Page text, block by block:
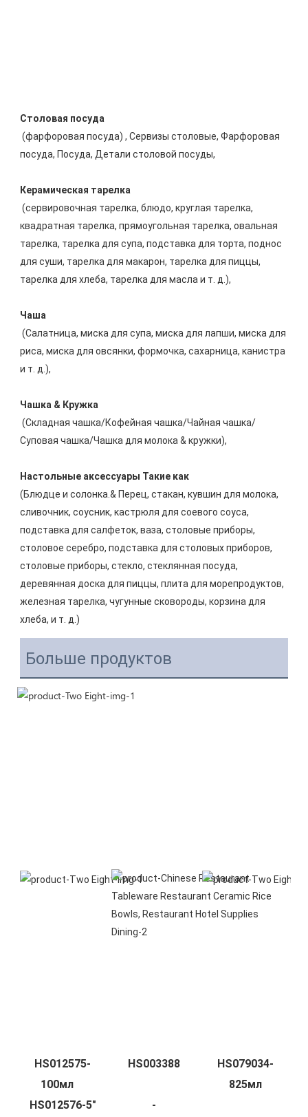
(фарфоровая посуда) , Сервизы столовые, Фарфоровая
посуда, Посуда, Детали столовой посуды,
(сервировочная тарелка, блюдо, круглая тарелка,
квадратная тарелка, прямоугольная тарелка, овальная
тарелка, тарелка для супа, подставка для торта, поднос
для суши, тарелка для макарон, тарелка для пиццы,
тарелка для хлеба, тарелка для масла и т. д.),
риса, миска для овсянки, формочка, сахарница, канистра
и т. д.),
Суповая чашка/Чашка для молока & кружки),
Настольные аксессуары Такие как
(Блюдце и солонка.& Перец, стакан, кувшин для молока,
сливочник, соусник, кастрюля для соевого соуса,
подставка для салфеток, ваза, столовые приборы,
столовое серебро, подставка для столовых приборов,
столовые приборы, стекло, стеклянная посуда,
деревянная доска для пиццы, плита для морепродуктов,
железная тарелка, чугунные сковороды, корзина для
Больше продуктов
HS012575-
100мл
HS003388
-
HS079034-
825мл